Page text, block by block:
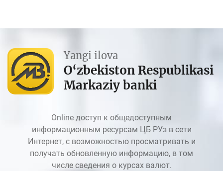
Yangi ilova
O‘zbekiston Respublikasi
Markaziy banki
Online доступ к общедоступным
информационным ресурсам ЦБ РУз в сети
Интернет, с возможностью просматривать и
получать обновленную информацию, в том
числе сведения о курсах валют.